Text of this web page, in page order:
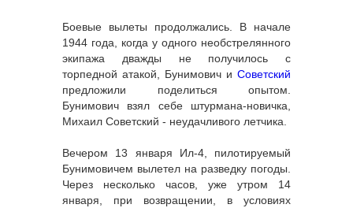
Боевые вылеты продолжались. В начале
1944 года, когда у одного необстрелянного
экипажа дважды не получилось с
торпедной атакой, Бунимович и Советский
предложили поделиться опытом.
Бунимович взял себе штурмана-новичка,
Михаил Советский - неудачливого летчика.
Вечером 13 января Ил-4, пилотируемый
Бунимовичем вылетел на разведку погоды.
Через несколько часов, уже утром 14
января, при возвращении, в условиях